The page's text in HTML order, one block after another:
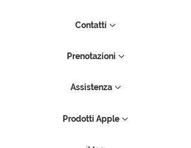
Contatti
Prenotazioni
Assistenza
Prodotti Apple